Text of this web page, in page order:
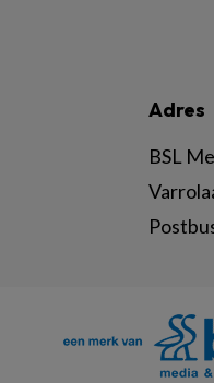
Adres
BSL